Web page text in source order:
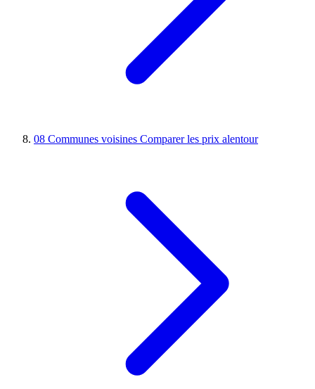
08 Communes voisines Comparer les prix alentour